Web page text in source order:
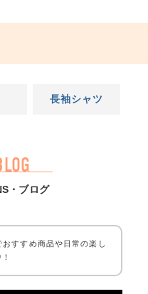
長袖シャツ
・ブログ
すすめ商品や日常の楽し